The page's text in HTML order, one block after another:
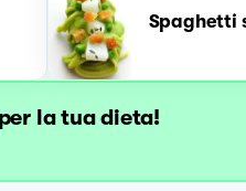
Spaghetti
la tua dieta!